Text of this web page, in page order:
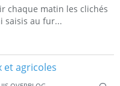
chaque matin les clichés
saisis au fur...